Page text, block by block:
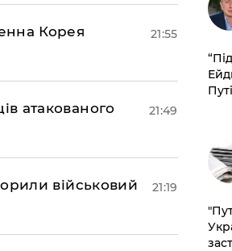
Корея
21:55
атакованого
21:49
військовий
21:19